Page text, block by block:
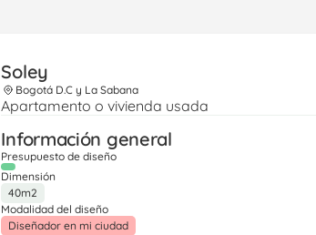
Soley
Bogotá D.C y La Sabana
Apartamento o vivienda usada
Información general
Presupuesto de diseño
Dimensión
40m2
Modalidad del diseño
Diseñador en mi ciudad